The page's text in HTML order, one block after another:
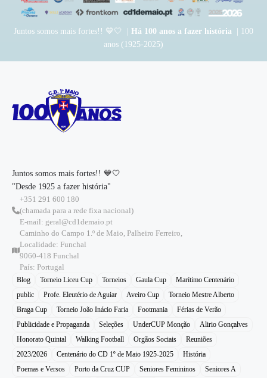
Juntos somos mais fortes!! 💙🤍 | Há 100 anos a fazer história | 100
anos (1925-2025)
Juntos somos mais fortes!! 💙🤍
"Desde 1925 a fazer história"
+351 291 600 180
(chamada para a rede fixa nacional)
E-mail: geral@cd1demaio.pt
Caminho do Campo 1.º de Maio, Palheiro Ferreiro,
Localidade: Funchal
9060-418 Funchal
País: Portugal
Blog Torneio Liceu Cup Torneios Gaula Cup
Marítimo Centenário
public
Profe. Eleutério de Aguiar Aveiro Cup
Torneio Mestre Alberto
Braga Cup
Torneio João Inácio Faria Footmania
Férias de Verão
Publicidade e Propaganda
Seleções UnderCUP Monção
Alirio Gonçalves
Honorato Quintal
Walking Football Orgãos Sociais
Reuniões
2023/2026
Centenário do CD 1º de Maio 1925-2025
História
Poemas e Versos
Porto da Cruz CUP Seniores Femininos Seniores A